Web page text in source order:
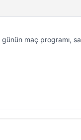
maç programı,